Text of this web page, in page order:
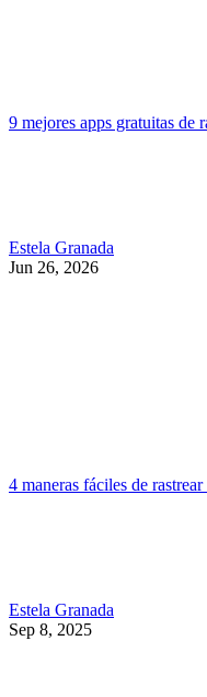
9 mejores apps gratuitas de
Estela Granada
Jun 26, 2026
4 maneras fáciles de
Estela Granada
Sep 8, 2025